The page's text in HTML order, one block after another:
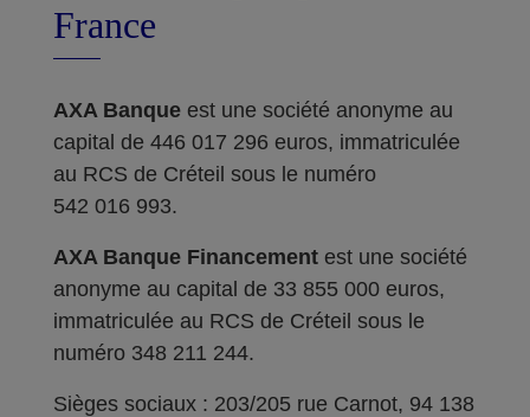
France
AXA Banque est une société anonyme au
capital de 446 017 296 euros, immatriculée
au RCS de Créteil sous le numéro
542 016 993.
AXA Banque Financement est une société
anonyme au capital de 33 855 000 euros,
immatriculée au RCS de Créteil sous le
numéro 348 211 244.
Sièges sociaux : 203/205 rue Carnot, 94 138